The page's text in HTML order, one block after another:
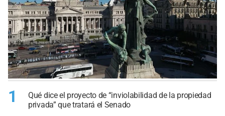
1
Qué dice el proyecto de “inviolabilidad de la propiedad
privada” que tratará el Senado